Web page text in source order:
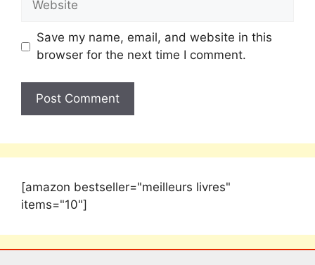
Save my name, email, and website in this
browser for the next time I comment.
[amazon bestseller="meilleurs livres"
items="10"]